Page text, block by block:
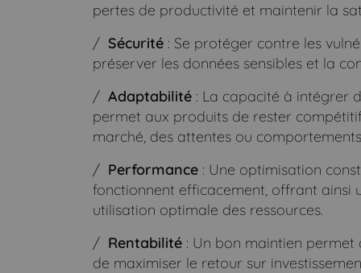
pertes de productivité et maintenir la
Sécurité : Se protéger contre les
préserver les données sensibles et la
Adaptabilité : La capacité à intégrer
permet aux produits de rester
marché, des attentes ou
Performance : Une optimisation
fonctionnent efficacement, offrant ainsi
utilisation optimale des ressources.
Rentabilité : Un bon maintien
de maximiser le retour sur